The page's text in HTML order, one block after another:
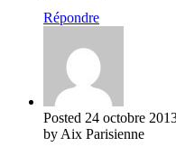
Répondre
Posted 24 octobre
by Aix Parisienne